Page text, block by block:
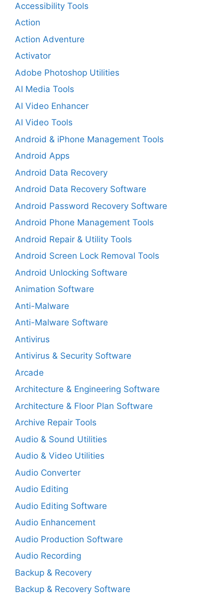
Accessibility Tools
Action
Action Adventure
Activator
Adobe Photoshop Utilities
AI Media Tools
AI Video Enhancer
AI Video Tools
Android & iPhone Management Tools
Android Apps
Android Data Recovery
Android Data Recovery Software
Android Password Recovery Software
Android Phone Management Tools
Android Repair & Utility Tools
Android Screen Lock Removal Tools
Android Unlocking Software
Animation Software
Anti-Malware
Anti-Malware Software
Antivirus
Antivirus & Security Software
Arcade
Architecture & Engineering Software
Architecture & Floor Plan Software
Archive Repair Tools
Audio & Sound Utilities
Audio & Video Utilities
Audio Converter
Audio Editing
Audio Editing Software
Audio Enhancement
Audio Production Software
Audio Recording
Backup & Recovery
Backup & Recovery Software